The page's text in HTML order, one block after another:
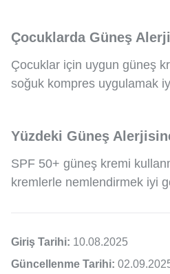
Çocuklarda Güneş
Çocuklar için uygun güneş
soğuk kompres uygulamak
Yüzdeki Güneş
SPF 50+ güneş kremi
kremlerle nemlendirmek iyi
Giriş Tarihi: 10.08.2025
Güncellenme Tarihi: